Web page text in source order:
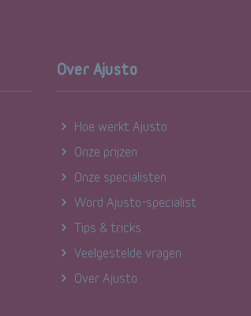
Over Ajusto
Hoe werkt Ajusto
Onze prijzen
Onze specialisten
Word Ajusto-specialist
Tips & tricks
Veelgestelde vragen
Over Ajusto